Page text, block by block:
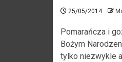
25/05/2014
Pomarańcza i
Bożym
tylko niezwykle